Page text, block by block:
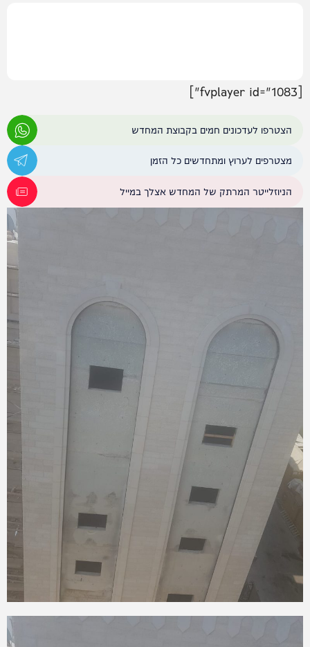
[fvplayer id="1083"]
הצטרפו לעדכונים חמים בקבוצת המחדש
מצטרפים לערוץ ומתחדשים כל הזמן
הניוזלייטר המרתק של המחדש אצלך במייל